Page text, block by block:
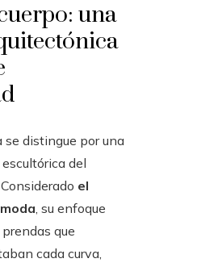
una
se distingue por una
del
el
, su enfoque
que
cada curva,